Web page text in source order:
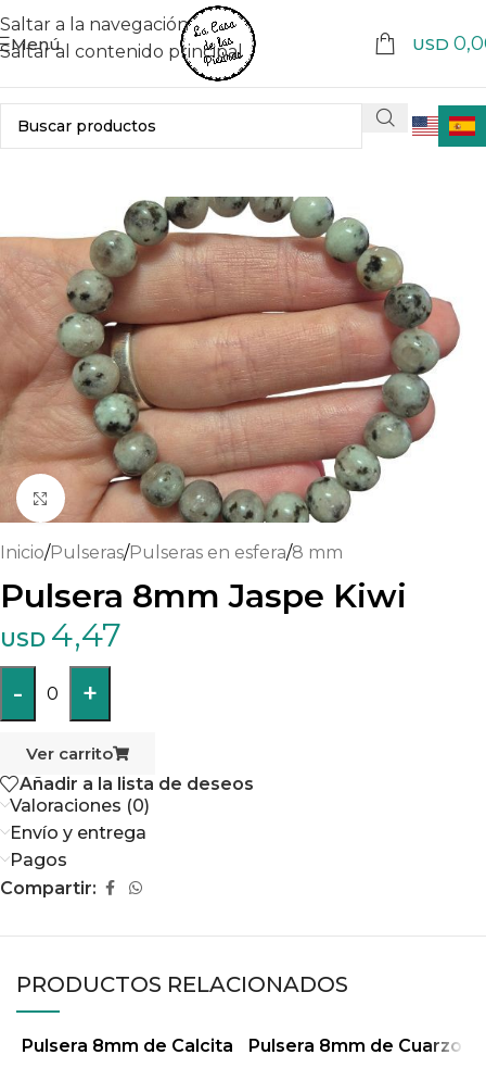
Saltar a la navegación
Saltar al contenido principal
Menú USD
Haga clic para ampliar
Inicio/Pulseras/Pulseras en esfera/8 mm
Pulsera 8mm Jaspe Kiwi
USD 4,47
- 0 +
Ver carrito
Añadir a la lista de deseos
Valoraciones (0)
Envío y entrega
Pagos
Compartir:
PRODUCTOS RELACIONADOS
Pulsera 8mm de Calcita
Pulsera 8mm de Cuarzo